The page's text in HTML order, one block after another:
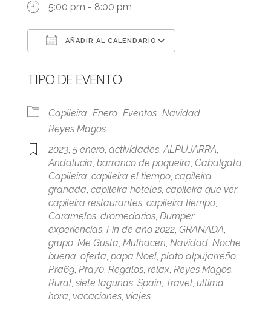
5:00 pm - 8:00 pm
AÑADIR AL CALENDARIO
TIPO DE EVENTO
Capileira Enero Eventos Navidad
Reyes Magos
2023, 5 enero, actividades, ALPUJARRA
Andalucia barranco de poqueira Cabalgata
Capileira capileira el tiempo, capileira
granada capileira hoteles, capileira que ver,
capileira restaurantes, capileira tiempo,
Caramelos, dromedarios, Dumper,
experiencias, Fin de año 2022, GRANADA
grupo, Me Gusta Mulhacen Navidad, Noche
buena oferta papa Noel, plato alpujarreño,
Pra69, Pra70, Regalos, relax, Reyes Magos,
Rural, siete lagunas, Spain Travel, ultima
hora vacaciones, viajes